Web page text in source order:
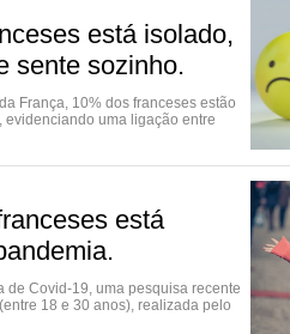
está isolado,
sente sozinho.
França, 10% dos franceses estão
uma ligação entre
está
Covid-19, uma pesquisa recente
18 e 30 anos), realizada pelo